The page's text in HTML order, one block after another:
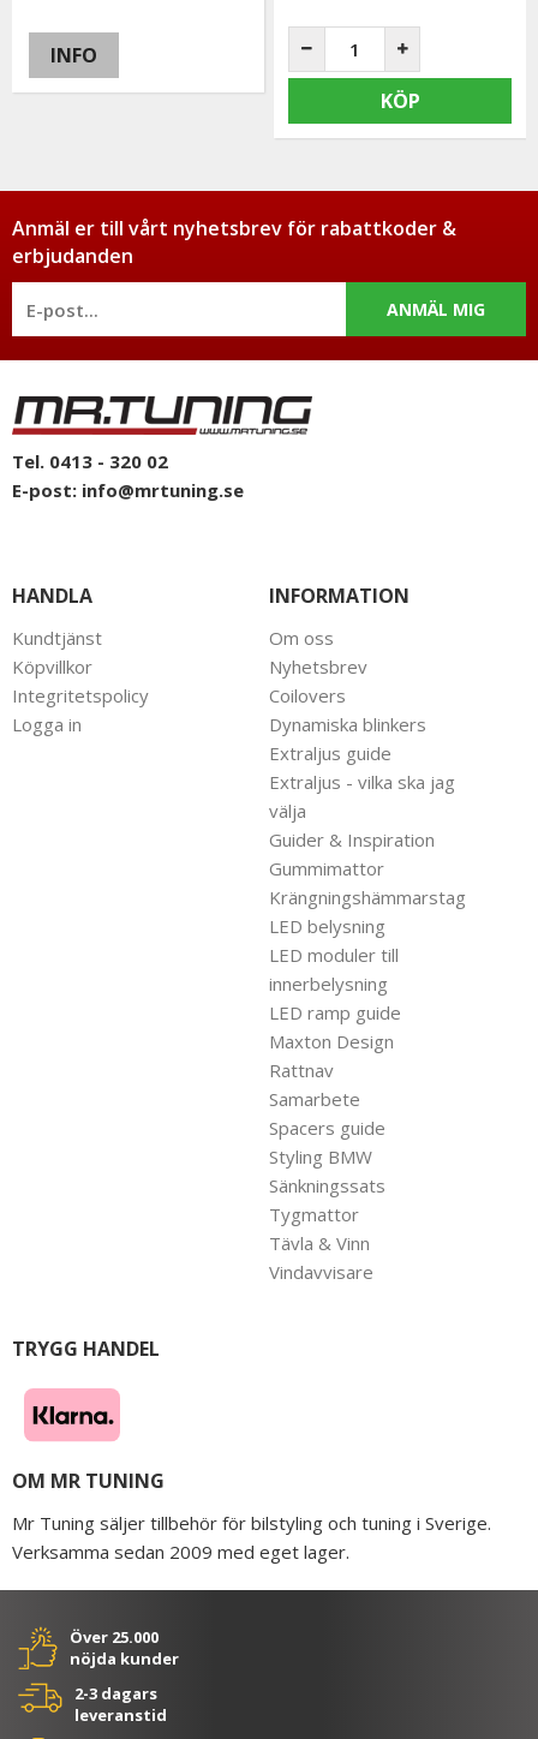
INFO
KÖP
Anmäl er till vårt nyhetsbrev för rabattkoder &
erbjudanden
ANMÄL MIG
Tel. 0413 - 320 02
E-post: info@mrtuning.se
HANDLA
Kundtjänst
Köpvillkor
Integritetspolicy
Logga in
INFORMATION
Om oss
Nyhetsbrev
Coilovers
Dynamiska blinkers
Extraljus guide
Extraljus - vilka ska jag
välja
Guider & Inspiration
Gummimattor
Krängningshämmarstag
LED belysning
LED moduler till
innerbelysning
LED ramp guide
Maxton Design
Rattnav
Samarbete
Spacers guide
Styling BMW
Sänkningssats
Tygmattor
Tävla & Vinn
Vindavvisare
TRYGG HANDEL
OM MR TUNING
Mr Tuning säljer tillbehör för bilstyling och tuning i Sverige.
Verksamma sedan 2009 med eget lager.
Över 25.000
nöjda kunder
2-3 dagars
leveranstid